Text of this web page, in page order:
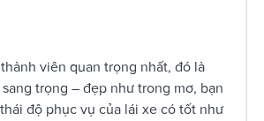
viên quan trọng nhất, đó là
trọng – đẹp như trong mơ, bạn
độ phục vụ của lái xe có tốt như